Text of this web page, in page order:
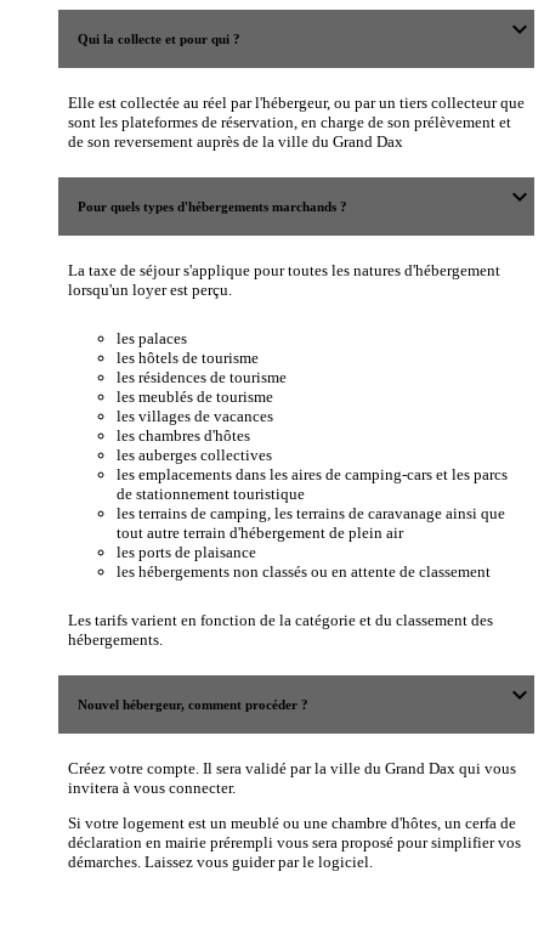
Qui la collecte et pour qui ? expand_more
Elle est collectée au réel par l'hébergeur, ou par un tiers collecteur que
sont les plateformes de réservation, en charge de son prélèvement et
de son reversement auprès de la ville du Grand Dax
Pour quels types d'hébergements marchands ? expand_more
La taxe de séjour s'applique pour toutes les natures d'hébergement
lorsqu'un loyer est perçu.
les palaces
les hôtels de tourisme
les résidences de tourisme
les meublés de tourisme
les villages de vacances
les chambres d'hôtes
les auberges collectives
les emplacements dans les aires de camping-cars et les parcs
de stationnement touristique
les terrains de camping, les terrains de caravanage ainsi que
tout autre terrain d'hébergement de plein air
les ports de plaisance
les hébergements non classés ou en attente de classement
Les tarifs varient en fonction de la catégorie et du classement des
hébergements.
Nouvel hébergeur, comment procéder ? expand_more
Créez votre compte. Il sera validé par la ville du Grand Dax qui vous
invitera à vous connecter.
Si votre logement est un meublé ou une chambre d'hôtes, un cerfa de
déclaration en mairie prérempli vous sera proposé pour simplifier vos
démarches. Laissez vous guider par le logiciel.